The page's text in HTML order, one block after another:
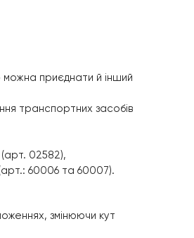
можна приєднати й інший
транспортних засобів
(арт. 02582),
60006 та 60007).
змінюючи кут